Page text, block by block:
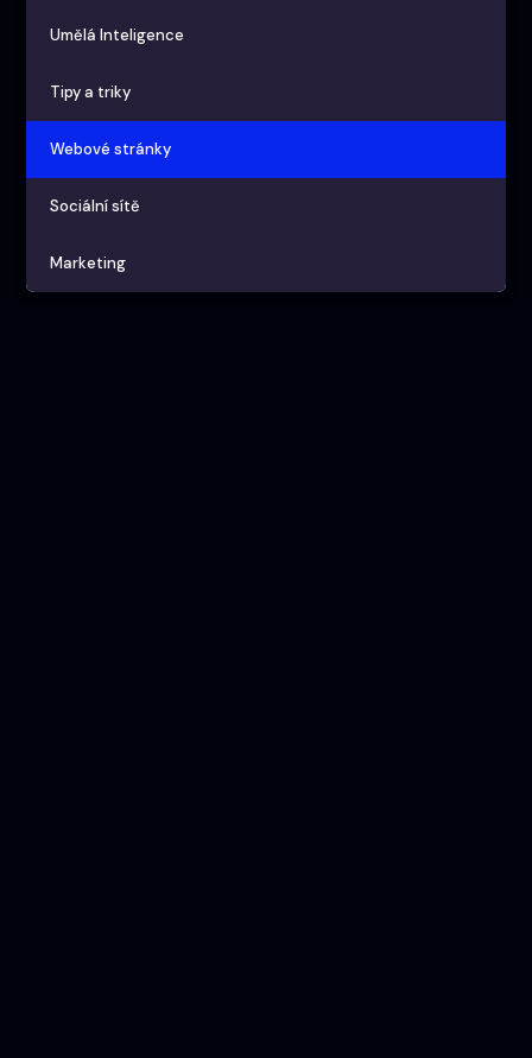
Umělá Inteligence
Tipy a triky
Webové stránky
Sociální sítě
Marketing